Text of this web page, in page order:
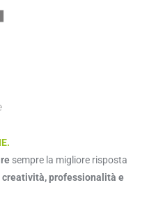
sempre la migliore risposta
creatività, professionalità e